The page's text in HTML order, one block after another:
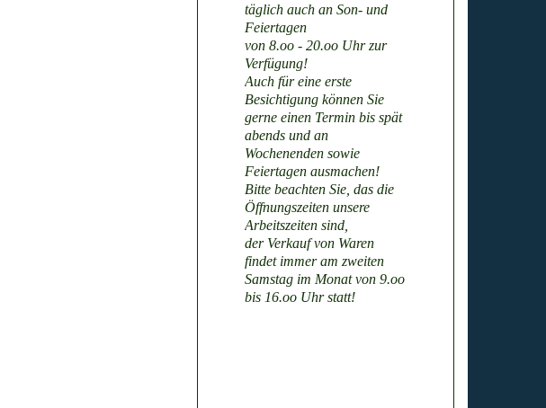
täglich auch an Son- und
Feiertagen
von 8.oo - 20.oo Uhr zur
Verfügung!
Auch für eine erste
Besichtigung können Sie
gerne einen Termin bis spät
abends und an
Wochenenden sowie
Feiertagen ausmachen!
Bitte beachten Sie, das die
Öffnungszeiten unsere
Arbeitszeiten sind,
der Verkauf von Waren
findet immer am zweiten
Samstag im Monat von 9.oo
bis 16.oo Uhr statt!